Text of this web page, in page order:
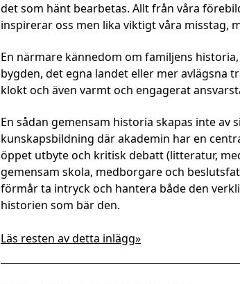
det som hänt bearbetas. Allt från våra
inspirerar oss men lika viktigt våra misstag,
En närmare kännedom om familjens
bygden, det egna landet eller mer avlägsna
klokt och även varmt och engagerat
En sådan gemensam historia skapas inte av
kunskapsbildning där akademin har en
öppet utbyte och kritisk debatt (litteratur,
gemensam skola, medborgare och
förmår ta intryck och hantera både den
historien som bär den.
Läs resten av detta inlägg»